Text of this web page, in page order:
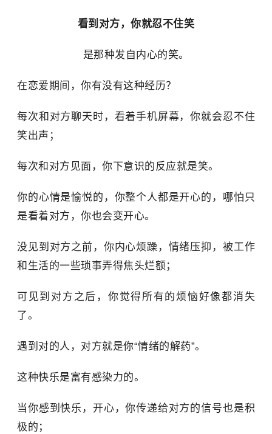
看到对方，你就忍不住笑
是那种发自内心的笑。
在恋爱期间，你有没有这种经历？
每次和对方聊天时，看着手机屏幕，你就会忍不住
笑出声；
每次和对方见面，你下意识的反应就是笑。
你的心情是愉悦的，你整个人都是开心的，哪怕只
是看着对方，你也会变开心。
没见到对方之前，你内心烦躁，情绪压抑，被工作
和生活的一些琐事弄得焦头烂额；
可见到对方之后，你觉得所有的烦恼好像都消失
了。
遇到对的人，对方就是你“情绪的解药”。
这种快乐是富有感染力的。
当你感到快乐，开心，你传递给对方的信号也是积
极的；